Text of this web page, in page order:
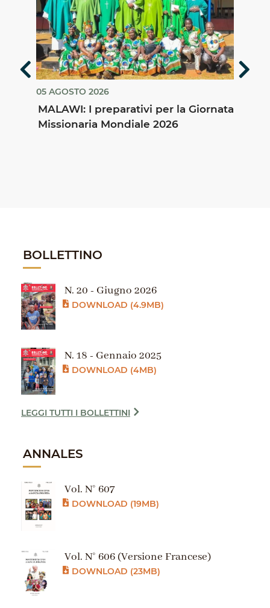
05 AGOSTO 2026
MALAWI: I preparativi per la Giornata
Missionaria Mondiale 2026
BOLLETTINO
N. 20 - Giugno 2026
DOWNLOAD (4.9MB)
N. 18 - Gennaio 2025
DOWNLOAD (4MB)
LEGGI TUTTI I BOLLETTINI
ANNALES
Vol. N° 607
DOWNLOAD (19MB)
Vol. N° 606 (Versione Francese)
DOWNLOAD (23MB)